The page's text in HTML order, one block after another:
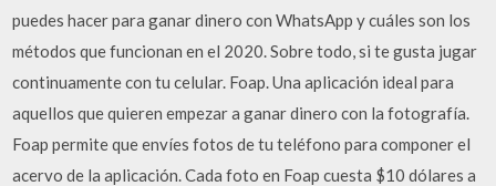
puedes hacer para ganar dinero con WhatsApp y cuáles son los
métodos que funcionan en el 2020. Sobre todo, si te gusta jugar
continuamente con tu celular. Foap. Una aplicación ideal para
aquellos que quieren empezar a ganar dinero con la fotografía.
Foap permite que envíes fotos de tu teléfono para componer el
acervo de la aplicación. Cada foto en Foap cuesta $10 dólares a